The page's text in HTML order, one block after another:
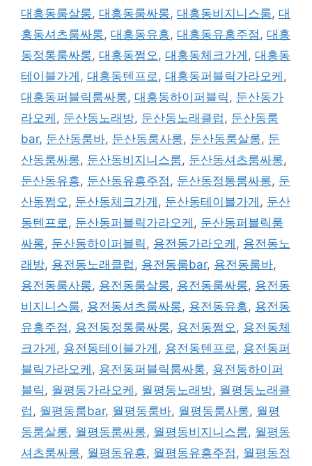
대흥동룸살롱, 대흥동룸싸롱, 대흥동비지니스룸, 대
흥동셔츠룸싸롱, 대흥동유흥, 대흥동유흥주점, 대흥
동정통룸싸롱, 대흥동쩜오, 대흥동체크가게 , 대흥동
테이블가게 , 대흥동텐프로, 대흥동퍼블릭가라오케 ,
대흥동퍼블릭룸싸롱, 대흥동하이퍼블릭, 둔산동가
라오케 , 둔산동노래방, 둔산동노래클럽, 둔산동룸
bar, 둔산동룸바, 둔산동룸사롱, 둔산동룸살롱, 둔
산동룸싸롱, 둔산동비지니스룸, 둔산동셔츠룸싸롱,
둔산동유흥, 둔산동유흥주점, 둔산동정통룸싸롱, 둔
산동쩜오, 둔산동체크가게 , 둔산동테이블가게 , 둔산
동텐프로, 둔산동퍼블릭가라오케 , 둔산동퍼블릭룸
싸롱, 둔산동하이퍼블릭, 용전동가라오케 , 용전동노
래방, 용전동노래클럽, 용전동룸bar, 용전동룸바,
용전동룸사롱, 용전동룸살롱, 용전동룸싸롱, 용전동
비지니스룸, 용전동셔츠룸싸롱, 용전동유흥, 용전동
유흥주점, 용전동정통룸싸롱, 용전동쩜오, 용전동체
크가게 , 용전동테이블가게 , 용전동텐프로, 용전동퍼
블릭가라오케 , 용전동퍼블릭룸싸롱, 용전동하이퍼
블릭, 월평동가라오케 , 월평동노래방, 월평동노래클
럽, 월평동룸bar, 월평동룸바, 월평동룸사롱, 월평
동룸살롱, 월평동룸싸롱, 월평동비지니스룸, 월평동
셔츠룸싸롱, 월평동유흥, 월평동유흥주점, 월평동정